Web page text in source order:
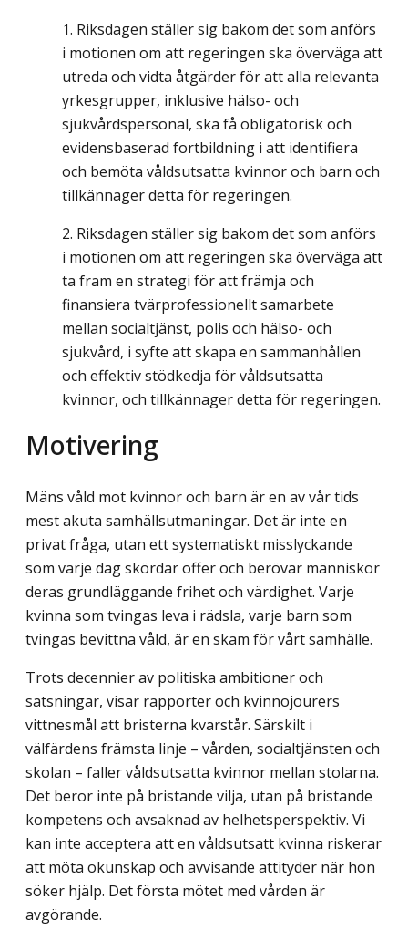
Riksdagen ställer sig bakom det som anförs
i motionen om att regeringen ska överväga att
utreda och vidta åtgärder för att alla relevanta
yrkesgrupper, inklusive hälso- och
sjukvårdspersonal, ska få obligatorisk och
evidensbaserad fortbildning i att identifiera
och bemöta våldsutsatta kvinnor och barn och
tillkännager detta för regeringen.
Riksdagen ställer sig bakom det som anförs
i motionen om att regeringen ska överväga att
ta fram en strategi för att främja och
finansiera tvärprofessionellt samarbete
mellan socialtjänst, polis och hälso- och
sjukvård, i syfte att skapa en sammanhållen
och effektiv stödkedja för våldsutsatta
kvinnor, och tillkännager detta för regeringen.
Motivering
Mäns våld mot kvinnor och barn är en av vår tids
mest akuta samhällsutmaningar. Det är inte en
privat fråga, utan ett systematiskt misslyckande
som varje dag skördar offer och berövar människor
deras grundläggande frihet och värdighet. Varje
kvinna som tvingas leva i rädsla, varje barn som
tvingas bevittna våld, är en skam för vårt samhälle.
Trots decennier av politiska ambitioner och
satsningar, visar rapporter och kvinno­jourers
vittnesmål att bristerna kvarstår. Särskilt i
välfärdens främsta linje – vården, socialtjänsten och
skolan – faller våldsutsatta kvinnor mellan stolarna.
Det beror inte på bristande vilja, utan på bristande
kompetens och avsaknad av helhetsperspektiv. Vi
kan inte acceptera att en våldsutsatt kvinna riskerar
att möta okunskap och avvisande attityder när hon
söker hjälp. Det första mötet med vården är
avgörande.